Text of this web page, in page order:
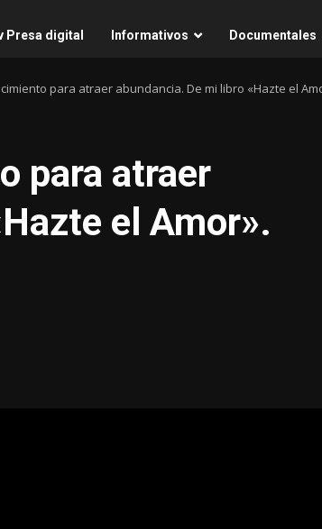
Presa digital Informativos Documentales
para atraer abundancia. De mi libro «Hazte el
para atraer
el Amor».